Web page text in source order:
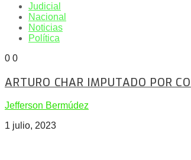
Judicial
Nacional
Noticias
Política
0 0
ARTURO CHAR IMPUTADO POR
Jefferson Bermúdez
1 julio, 2023